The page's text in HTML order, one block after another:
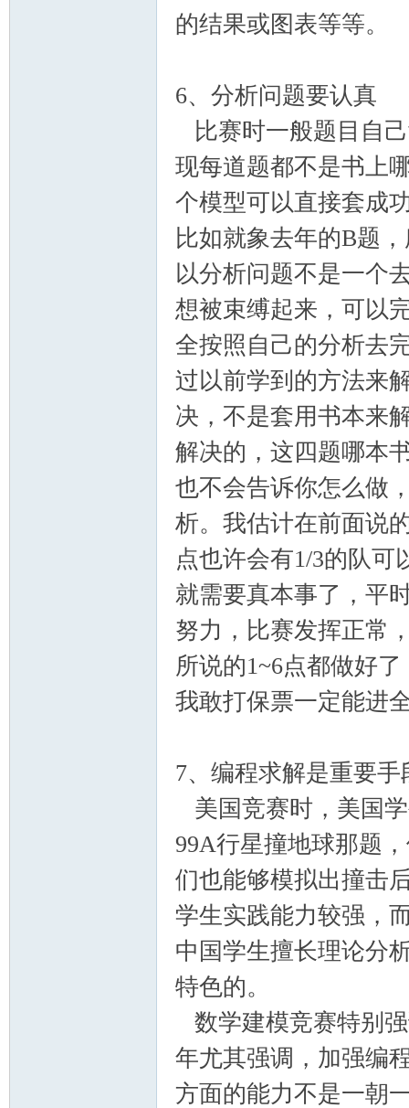
的结果或图表等等。
6、分析问题要认真
比赛时一般题目自
现每道题都不是书上
个模型可以直接套成
比如就象去年的B题
以分析问题不是一个
想被束缚起来，可以
全按照自己的分析去
过以前学到的方法来
决，不是套用书本来
解决的，这四题哪本
也不会告诉你怎么做
析。我估计在前面说
点也许会有1/3的队
就需要真本事了，平
努力，比赛发挥正常
所说的1~6点都做好了
我敢打保票一定能进
7、编程求解是重要手
美国竞赛时，美国
99A行星撞地球那题
们也能够模拟出撞击
学生实践能力较强，
中国学生擅长理论分
特色的。
数学建模竞赛特别
年尤其强调，加强编
方面的能力不是一朝